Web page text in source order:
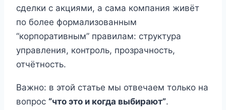
сделки с акциями, а сама компания живёт
по более формализованным
“корпоративным” правилам: структура
управления, контроль, прозрачность,
отчётность.
Важно: в этой статье мы отвечаем только на
вопрос “что это и когда выбирают”.